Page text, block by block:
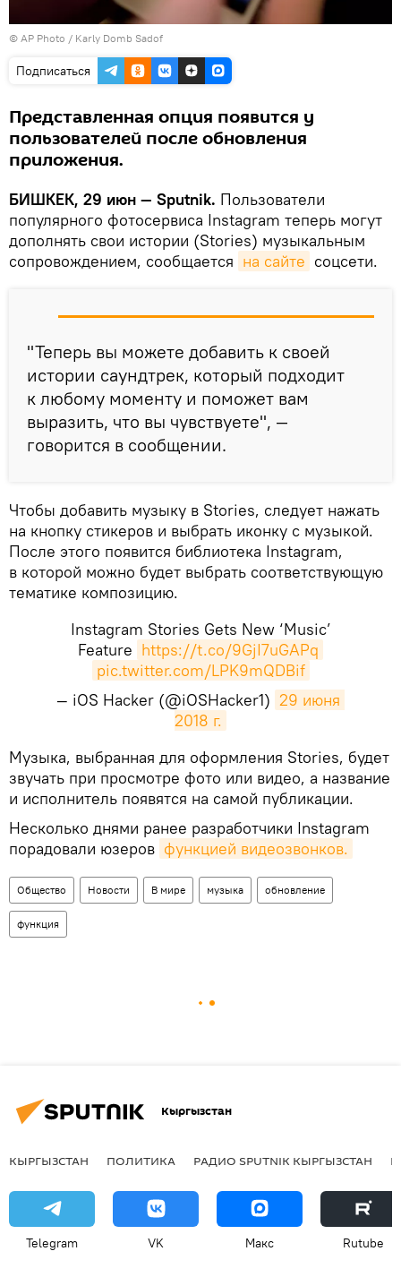
© AP Photo / Karly Domb Sadof
Подписаться
Представленная опция появится у
пользователей после обновления
приложения.
БИШКЕК, 29 июн — Sputnik. Пользователи
популярного фотосервиса Instagram теперь могут
дополнять свои истории (Stories) музыкальным
сопровождением, сообщается на сайте соцсети.
"Теперь вы можете добавить к своей
истории саундтрек, который подходит
к любому моменту и поможет вам
выразить, что вы чувствуете", —
говорится в сообщении.
Чтобы добавить музыку в Stories, следует нажать
на кнопку стикеров и выбрать иконку с музыкой.
После этого появится библиотека Instagram,
в которой можно будет выбрать соответствующую
тематике композицию.
Instagram Stories Gets New ‘Music’
Feature https://t.co/9GjI7uGAPq
pic.twitter.com/LPK9mQDBif
— iOS Hacker (@iOSHacker1) 29 июня
2018 г.
​Музыка, выбранная для оформления Stories, будет
звучать при просмотре фото или видео, а название
и исполнитель появятся на самой публикации.
Несколько днями ранее разработчики Instagram
порадовали юзеров функцией видеозвонков.
Общество Новости В мире музыка обновление
функция
Кыргызстан
КЫРГЫЗСТАН ПОЛИТИКА РАДИО SPUTNIK КЫРГЫЗСТАН
Telegram VK Макс Rutube